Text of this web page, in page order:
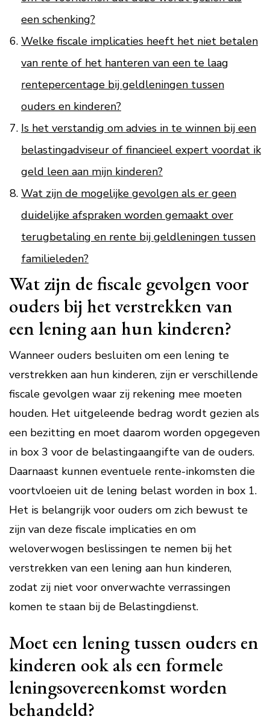
een schenking?
Welke fiscale implicaties heeft het niet betalen
van rente of het hanteren van een te laag
rentepercentage bij geldleningen tussen
ouders en kinderen?
Is het verstandig om advies in te winnen bij een
belastingadviseur of financieel expert voordat ik
geld leen aan mijn kinderen?
Wat zijn de mogelijke gevolgen als er geen
duidelijke afspraken worden gemaakt over
terugbetaling en rente bij geldleningen tussen
familieleden?
Wat zijn de fiscale gevolgen voor
ouders bij het verstrekken van
een lening aan hun kinderen?
Wanneer ouders besluiten om een lening te
verstrekken aan hun kinderen, zijn er verschillende
fiscale gevolgen waar zij rekening mee moeten
houden. Het uitgeleende bedrag wordt gezien als
een bezitting en moet daarom worden opgegeven
in box 3 voor de belastingaangifte van de ouders.
Daarnaast kunnen eventuele rente-inkomsten die
voortvloeien uit de lening belast worden in box 1.
Het is belangrijk voor ouders om zich bewust te
zijn van deze fiscale implicaties en om
weloverwogen beslissingen te nemen bij het
verstrekken van een lening aan hun kinderen,
zodat zij niet voor onverwachte verrassingen
komen te staan bij de Belastingdienst.
Moet een lening tussen ouders en
kinderen ook als een formele
leningsovereenkomst worden
behandeld?